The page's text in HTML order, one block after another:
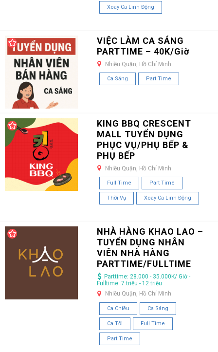
Xoay Ca Linh Động
VIỆC LÀM CA SÁNG
PARTTIME – 40K/Giờ
Nhiều Quận, Hồ Chí Minh
Ca Sáng Part Time
KING BBQ CRESCENT
MALL TUYỂN DỤNG
PHỤC VỤ/PHỤ BẾP &
PHỤ BẾP
Nhiều Quận, Hồ Chí Minh
Full Time Part Time
Thời Vụ Xoay Ca Linh Động
NHÀ HÀNG KHAO LAO –
TUYỂN DỤNG NHÂN
VIÊN NHÀ HÀNG
PARTTIME/FULLTIME
Parttime: 28.000 - 35.000K/ Giờ -
Fulltime: 7 triệu - 12 triệu
Nhiều Quận, Hồ Chí Minh
Ca Chiều Ca Sáng
Ca Tối Full Time
Part Time